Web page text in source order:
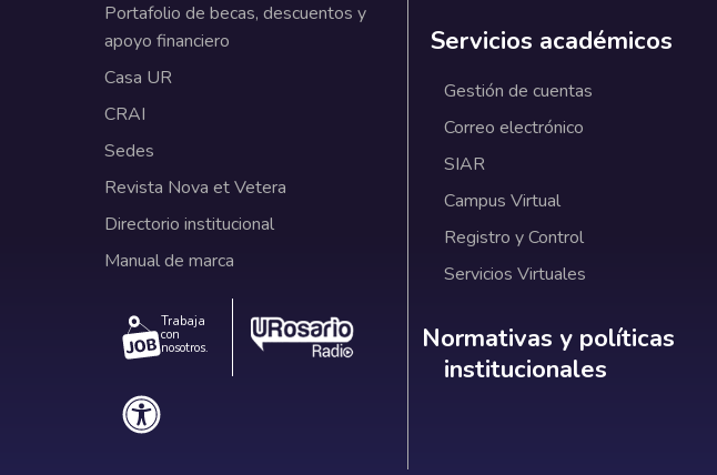
Portafolio de becas, descuentos y
apoyo financiero
Casa UR
CRAI
Sedes
Revista Nova et Vetera
Directorio institucional
Manual de marca
Trabaja
con
nosotros.
Servicios académicos
Gestión de cuentas
Correo electrónico
SIAR
Campus Virtual
Registro y Control
Servicios Virtuales
Normativas y políticas
Normativas y políticas
institucionales